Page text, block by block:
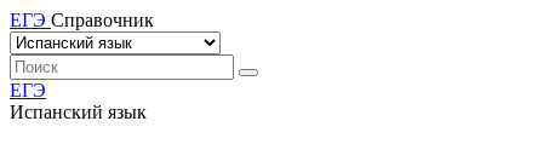
ЕГЭ Справочник
ЕГЭ
Испанский язык